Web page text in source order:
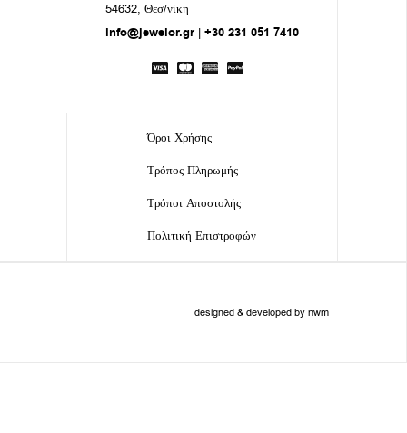
54632, Θεσ/νίκη
info@jewelor.gr| +30 231 051 7410
Όροι Χρήσης
Τρόπος Πληρωμής
Τρόποι Αποστολής
Πολιτική Επιστροφών
designed & developed by nwm